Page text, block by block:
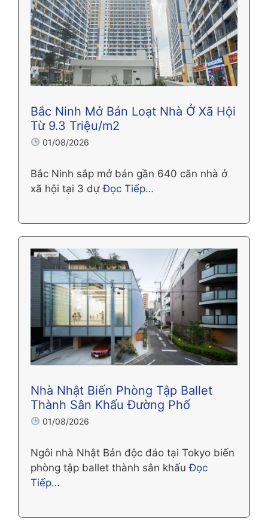
Bắc Ninh Mở Bán Loạt Nhà Ở Xã Hội
Từ 9.3 Triệu/m2
01/08/2026
Bắc Ninh sắp mở bán gần 640 căn nhà ở
xã hội tại 3 dự Đọc Tiếp…
Nhà Nhật Biến Phòng Tập Ballet
Thành Sân Khấu Đường Phố
01/08/2026
Ngôi nhà Nhật Bản độc đáo tại Tokyo biến
phòng tập ballet thành sân khấu Đọc
Tiếp…